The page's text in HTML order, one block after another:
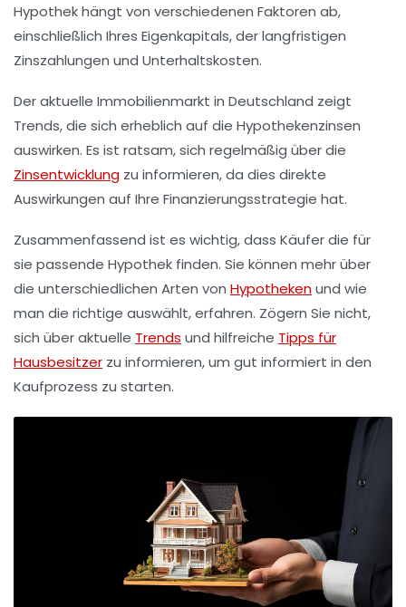
Hypothek hängt von verschiedenen Faktoren ab,
einschließlich Ihres Eigenkapitals, der langfristigen
Zinszahlungen und Unterhaltskosten.
Der aktuelle Immobilienmarkt in Deutschland zeigt
Trends, die sich erheblich auf die Hypothekenzinsen
auswirken. Es ist ratsam, sich regelmäßig über die
Zinsentwicklung zu informieren, da dies direkte
Auswirkungen auf Ihre Finanzierungsstrategie hat.
Zusammenfassend ist es wichtig, dass Käufer die für
sie passende Hypothek finden. Sie können mehr über
die unterschiedlichen Arten von Hypothekenund wie
man die richtige auswählt, erfahren. Zögern Sie nicht,
sich über aktuelle Trends und hilfreiche Tipps für
Hausbesitzer zu informieren, um gut informiert in den
Kaufprozess zu starten.